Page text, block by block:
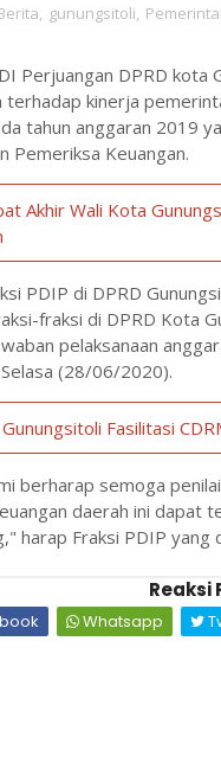
gunungsitoli
Perjuangan DPRD
kinerja
tahun anggaran 2019
Pemeriksa Keuangan.
Akhir Wali Kota
PDIP di DPRD
fraksi di DPRD Kota
pelaksanaan
(28/06/2020).
Fasilitasi
berharap semoga
daerah ini dapat
harap Fraksi PDIP
Reaksi
Whatsapp